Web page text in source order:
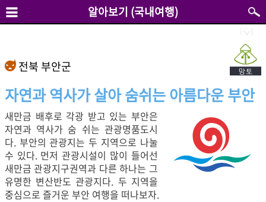
알아보기 (국내여행)
전북 부안군
자연과 역사가 살아 숨쉬는 아름다운 부안
새만금 배후로 각광 받고 있는 부안은
자연과 역사가 숨 쉬는 관광명품도시
다. 부안의 관광지는 두 지역으로 나눌
수 있다. 먼저 관광시설이 많이 들어선
새만금 관광지구권역과 다른 하나는 그
유명한 변산반도 관광지다. 두 지역을
중심으로 즐거운 부안 여행을 떠나보자.